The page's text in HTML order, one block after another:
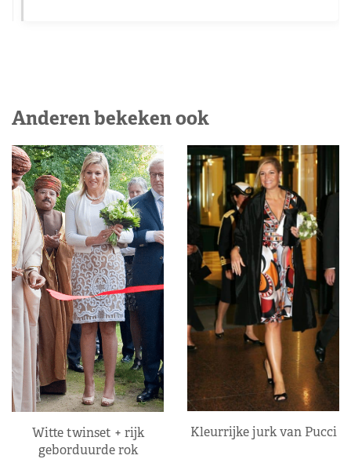
Anderen bekeken ook
Witte twinset + rijk
geborduurde rok
Kleurrijke jurk van Pucci